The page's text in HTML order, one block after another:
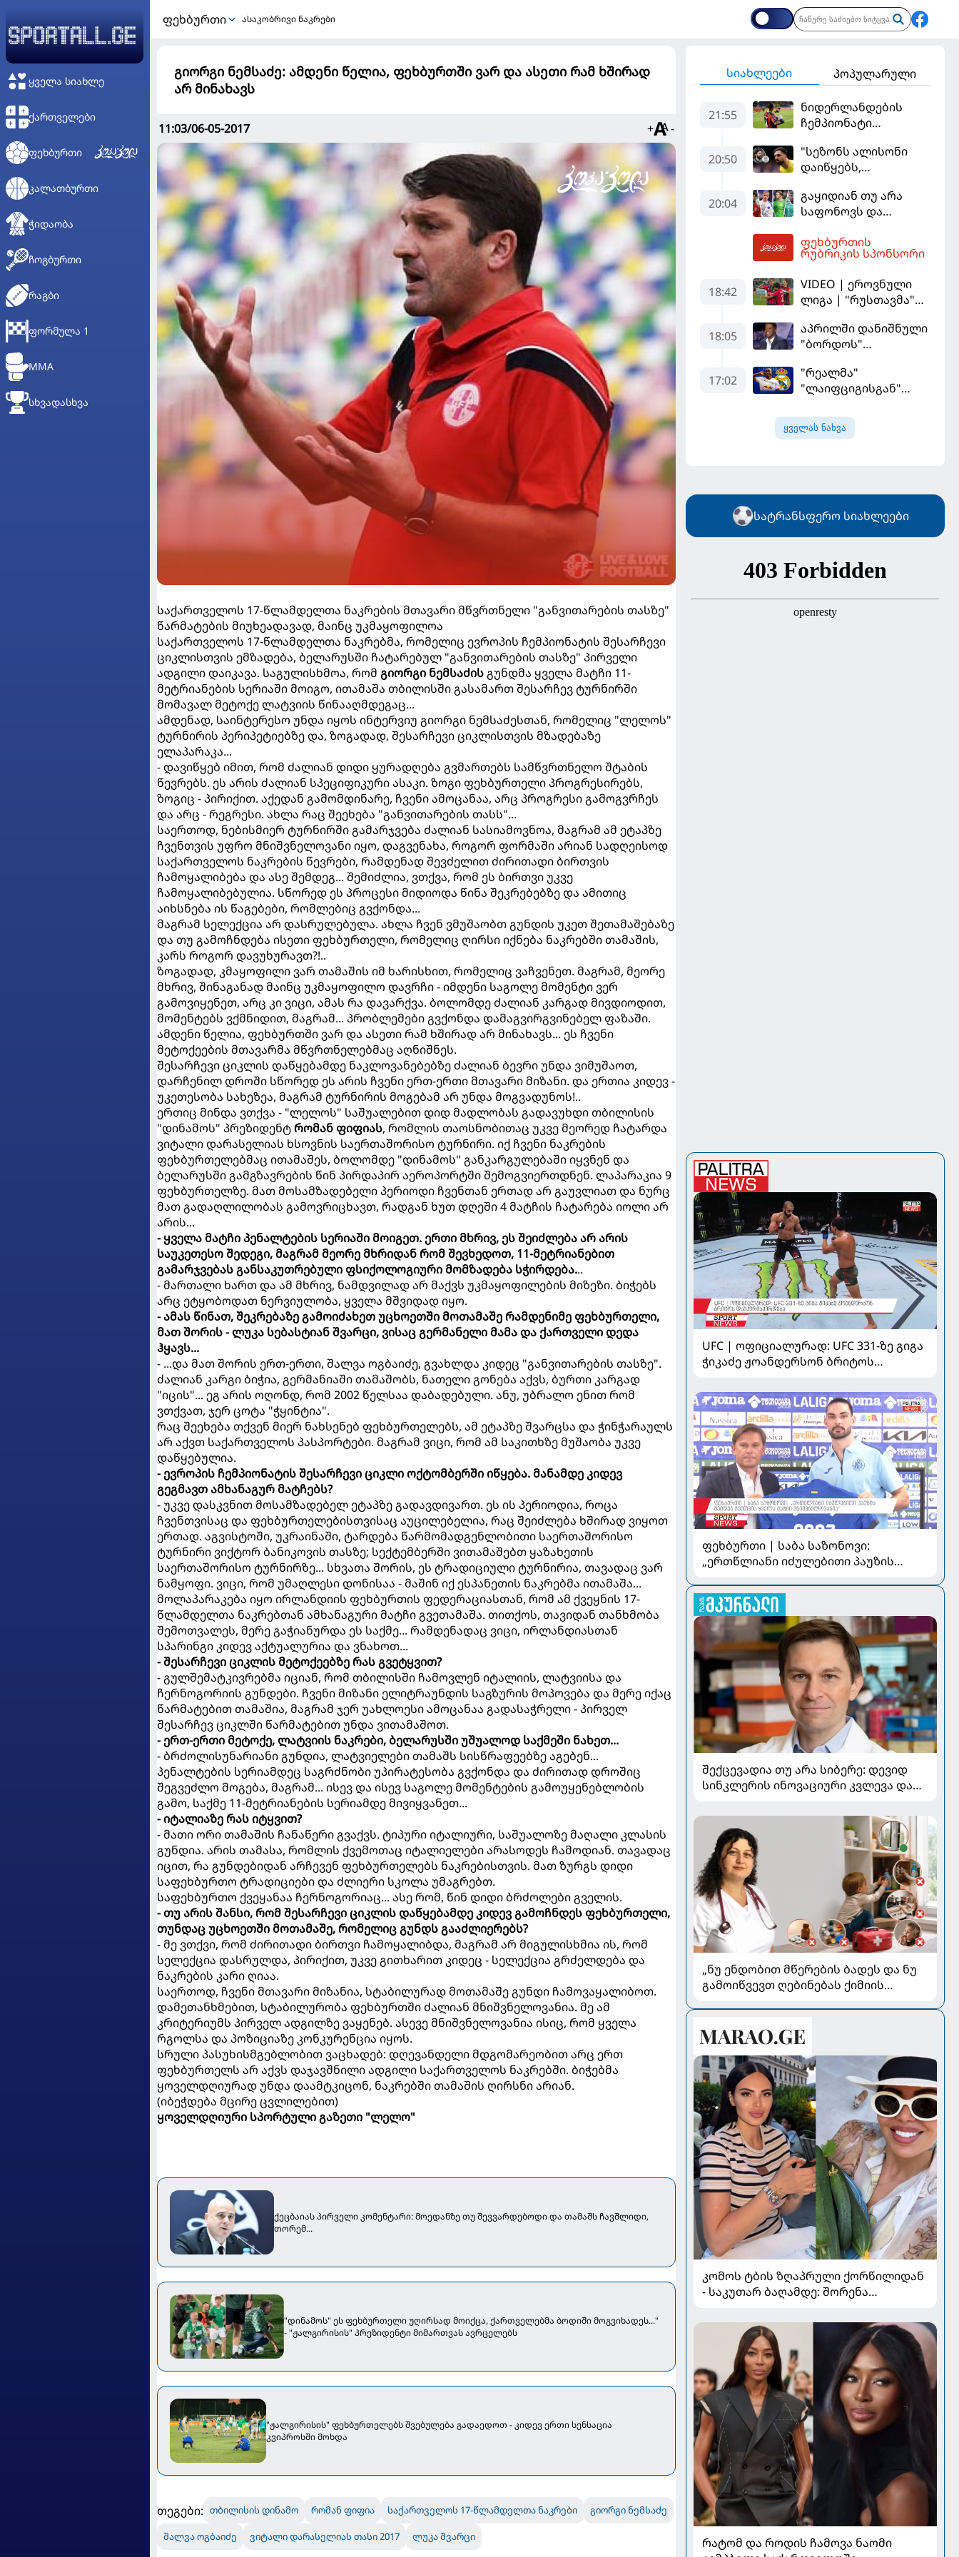
ᲧᲕᲔᲚᲐ ᲡᲘᲐᲮᲚᲔ
ᲥᲐᲠᲗᲕᲔᲚᲔᲑᲘ
ᲤᲔᲮᲑᲣᲠᲗᲘ
ᲙᲐᲚᲐᲗᲑᲣᲠᲗᲘ
ᲭᲘᲓᲐᲝᲑᲐ
ᲩᲝᲒᲑᲣᲠᲗᲘ
ᲠᲐᲒᲑᲘ
ᲤᲝᲠᲛᲣᲚᲐ 1
MMA
ᲡᲮᲕᲐᲓᲐᲡᲮᲕᲐ
ᲤᲔᲮᲑᲣᲠᲗᲘ ასაკობრივი ნაკრები
გიორგი ნემსაძე: ამდენი წელია, ფეხბურთში ვარ და ასეთი რამ ხშირად
არ მინახავს
11:03/06-05-2017 + -
საქართველოს 17-წლამდელთა ნაკრების მთავარი მწვრთნელი "განვითარების თასზე"
წარმატების მიუხეადავად, მაინც უკმაყოფილოა
საქართველოს 17-წლამდელთა ნაკრებმა, რომელიც ევროპის ჩემპიონატის შესარჩევი
ციკლისთვის ემზადება, ბელარუსში ჩატარებულ "განვითარების თასზე" პირველი
ადგილი დაიკავა. საგულისხმოა, რომ გიორგი ნემსაძისგუნდმა ყველა მატჩი 11-
მეტრიანების სერიაში მოიგო, ითამაშა თბილისში გასამართ შესარჩევ ტურნირში
მომავალ მეტოქე ლატვიის წინააღმდეგაც...
ამდენად, საინტერესო უნდა იყოს ინტერვიუ გიორგი ნემსაძესთან, რომელიც "ლელოს"
ტურნირის პერიპეტიებზე და, ზოგადად, შესარჩევი ციკლისთვის მზადებაზე
ელაპარაკა...
- დავიწყებ იმით, რომ ძალიან დიდი ყურადღება გვმართებს სამწვრთნელო შტაბის
წევრებს. ეს არის ძალიან სპეციფიკური ასაკი. ზოგი ფეხბურთელი პროგრესირებს,
ზოგიც - პირიქით. აქედან გამომდინარე, ჩვენი ამოცანაა, არც პროგრესი გამოგვრჩეს
და არც - რეგრესი. ახლა რაც შეეხება "განვითარების თასს"...
საერთოდ, ნებისმიერ ტურნირში გამარჯვება ძალიან სასიამოვნოა, მაგრამ ამ ეტაპზე
ჩვენთვის უფრო მნიშვნელოვანი იყო, დაგვენახა, როგორ ფორმაში არიან სადღეისოდ
საქართველოს ნაკრების წევრები, რამდენად შევძელით ძირითადი ბირთვის
ჩამოყალიბება და ასე შემდეგ... შემიძლია, ვთქვა, რომ ეს ბირთვი უკვე
ჩამოყალიბებულია. სწორედ ეს პროცესი მიდიოდა წინა შეკრებებზე და ამითიც
აიხსნება ის წაგებები, რომლებიც გვქონდა...
მაგრამ სელექცია არ დასრულებულა. ახლა ჩვენ ვმუშაობთ გუნდის უკეთ შეთამაშებაზე
და თუ გამოჩნდება ისეთი ფეხბურთელი, რომელიც ღირსი იქნება ნაკრებში თამაშის,
კარს როგორ დავუხურავთ?!..
ზოგადად, კმაყოფილი ვარ თამაშის იმ ხარისხით, რომელიც ვაჩვენეთ. მაგრამ, მეორე
მხრივ, შინაგანად მაინც უკმაყოფილო დავრჩი - იმდენი საგოლე მომენტი ვერ
გამოვიყენეთ, არც კი ვიცი, ამას რა დავარქვა. ბოლომდე ძალიან კარგად მივდიოდით,
მომენტებს ვქმნიდით, მაგრამ... პრობლემები გვქონდა დამაგვირგვინებელ ფაზაში.
ამდენი წელია, ფეხბურთში ვარ და ასეთი რამ ხშირად არ მინახავს... ეს ჩვენი
მეტოქეების მთავარმა მწვრთნელებმაც აღნიშნეს.
შესარჩევი ციკლის დაწყებამდე ნაკლოვანებებზე ძალიან ბევრი უნდა ვიმუშაოთ,
დარჩენილ დროში სწორედ ეს არის ჩვენი ერთ-ერთი მთავარი მიზანი. და ერთია კიდევ -
უკეთესობა სახეზეა, მაგრამ ტურნირის მოგებამ არ უნდა მოგვადუნოს!..
ერთიც მინდა ვთქვა - "ლელოს" საშუალებით დიდ მადლობას გადავუხდი თბილისის
"დინამოს" პრეზიდენტრომან ფიფიას, რომლის თაოსნობითაც უკვე მეორედ ჩატარდა
ვიტალი დარასელიას ხსოვნის საერთაშორისო ტურნირი. იქ ჩვენი ნაკრების
ფეხბურთელებმაც ითამაშეს, ბოლომდე "დინამოს" განკარგულებაში იყვნენ და
ბელარუსში გამგზავრების წინ პირდაპირ აეროპორტში შემოგვიერთდნენ. ლაპარაკია 9
ფეხბურთელზე. მათ მოსამზადებელი პერიოდი ჩვენთან ერთად არ გაუვლიათ და ნურც
მათ გადაღლილობას გამოვრიცხავთ, რადგან ხუთ დღეში 4 მატჩის ჩატარება იოლი არ
არის...
- ყველა მატჩი პენალტების სერიაში მოიგეთ. ერთი მხრივ, ეს შეიძლება არ არის
საუკეთესო შედეგი, მაგრამ მეორე მხრიდან რომ შევხედოთ, 11-მეტრიანებით
გამარჯვებას განსაკუთრებული ფსიქოლოგიური მომზადება სჭირდება...
- მართალი ხართ და ამ მხრივ, ნამდვილად არ მაქვს უკმაყოფილების მიზეზი. ბიჭებს
არც ეტყობოდათ ნერვიულობა, ყველა მშვიდად იყო.
- ამას წინათ, შეკრებაზე გამოიძახეთ უცხოეთში მოთამაშე რამდენიმე ფეხბურთელი,
მათ შორის - ლუკა სებასტიან შვარცი, ვისაც გერმანელი მამა და ქართველი დედა
ჰყავს...
- ...და მათ შორის ერთ-ერთი, შალვა ოგბაიძე, გვახლდა კიდეც "განვითარების თასზე".
ძალიან კარგი ბიჭია, გერმანიაში თამაშობს, ნათელი გონება აქვს, ბურთი კარგად
"იცის"... ეგ არის ოღონდ, რომ 2002 წელსაა დაბადებული. ანუ, უბრალო ენით რომ
ვთქვათ, ჯერ ცოტა "ჭყინტია".
რაც შეეხება თქვენ მიერ ნახსენებ ფეხბურთელებს, ამ ეტაპზე შვარცსა და ჭინჭარაულს
არ აქვთ საქართველოს პასპორტები. მაგრამ ვიცი, რომ ამ საკითხზე მუშაობა უკვე
დაწყებულია.
- ევროპის ჩემპიონატის შესარჩევი ციკლი ოქტომბერში იწყება. მანამდე კიდევ
გეგმავთ ამხანაგურ მატჩებს?
- უკვე დასკვნით მოსამზადებელ ეტაპზე გადავდივართ. ეს ის პერიოდია, როცა
ჩვენთვისაც და ფეხბურთელებისთვისაც აუცილებელია, რაც შეიძლება ხშირად ვიყოთ
ერთად. აგვისტოში, უკრაინაში, ტარდება წარმომადგენლობითი საერთაშორისო
ტურნირი ვიქტორ ბანიკოვის თასზე; სექტემბერში ვითამაშებთ ყაზახეთის
საერთაშორისო ტურნირზე... სხვათა შორის, ეს ტრადიციული ტურნირია, თავადაც ვარ
ნამყოფი. ვიცი, რომ უმაღლესი დონისაა - მაშინ იქ ესპანეთის ნაკრებმა ითამაშა...
მოლაპარაკება იყო ირლანდიის ფეხბურთის ფედერაციასთან, რომ ამ ქვეყნის 17-
წლამდელთა ნაკრებთან ამხანაგური მატჩი გვეთამაშა. თითქოს, თავიდან თანხმობა
შემოთვალეს, მერე გაჭიანურდა ეს საქმე... რამდენადაც ვიცი, ირლანდიასთან
სპარინგი კიდევ აქტუალურია და ვნახოთ...
- შესარჩევი ციკლის მეტოქეებზე რას გვეტყვით?
- გულშემატკივრებმა იციან, რომ თბილისში ჩამოვლენ იტალიის, ლატვიისა და
ჩერნოგორიის გუნდები. ჩვენი მიზანი ელიტრაუნდის საგზურის მოპოვება და მერე იქაც
წარმატებით თამაშია, მაგრამ ჯერ უახლოესი ამოცანაა გადასაჭრელი - პირველ
შესარჩევ ციკლში წარმატებით უნდა ვითამაშოთ.
- ერთ-ერთი მეტოქე, ლატვიის ნაკრები, ბელარუსში უშუალოდ საქმეში ნახეთ...
- ბრძოლისუნარიანი გუნდია, ლატვიელები თამაშს სისწრაფეებზე აგებენ...
პენალტების სერიამდეც საგრძნობი უპირატესობა გვქონდა და ძირითად დროშიც
შეგვეძლო მოგება, მაგრამ... ისევ და ისევ საგოლე მომენტების გამოუყენებლობის
გამო, საქმე 11-მეტრიანების სერიამდე მივიყვანეთ...
- იტალიაზე რას იტყვით?
- მათი ორი თამაშის ჩანაწერი გვაქვს. ტიპური იტალიური, საშუალოზე მაღალი კლასის
გუნდია. არის თამასა, რომლის ქვემოთაც იტალიელები არასოდეს ჩამოდიან. თავადაც
იცით, რა გუნდებიდან არჩევენ ფეხბურთელებს ნაკრებისთვის. მათ ზურგს დიდი
საფეხბურთო ტრადიციები და ძლიერი სკოლა უმაგრებთ.
საფეხბურთო ქვეყანაა ჩერნოგორიაც... ასე რომ, წინ დიდი ბრძოლები გველის.
- თუ არის შანსი, რომ შესარჩევი ციკლის დაწყებამდე კიდევ გამოჩნდეს ფეხბურთელი,
თუნდაც უცხოეთში მოთამაშე, რომელიც გუნდს გააძლიერებს?
- მე ვთქვი, რომ ძირითადი ბირთვი ჩამოყალიბდა, მაგრამ არ მიგულისხმია ის, რომ
სელექცია დასრულდა, პირიქით, უკვე გითხარით კიდეც - სელექცია გრძელდება და
ნაკრების კარი ღიაა.
საერთოდ, ჩვენი მთავარი მიზანია, სტაბილურად მოთამაშე გუნდი ჩამოვაყალიბოთ.
დამეთანხმებით, სტაბილურობა ფეხბურთში ძალიან მნიშვნელოვანია. მე ამ
კრიტერიუმს პირველ ადგილზე ვაყენებ. ასევე მნიშვნელოვანია ისიც, რომ ყველა
რგოლსა და პოზიციაზე კონკურენცია იყოს.
სრული პასუხისმგებლობით ვაცხადებ: დღევანდელი მდგომარეობით არც ერთ
ფეხბურთელს არ აქვს დაჯავშნილი ადგილი საქართველოს ნაკრებში. ბიჭებმა
ყოველდღიურად უნდა დაამტკიცონ, ნაკრებში თამაშის ღირსნი არიან.
(იბეჭდება მცირე ცვლილებით)
ყოველდღიური სპორტული გაზეთი "ლელო"
ქეცბაიას პირველი კომენტარი: მოედანზე თუ შევვარდებოდი და თამაშს ჩავშლიდი,
თორემ...
"დინამოს" ეს ფეხბურთელი უღირსად მოიქცა, ქართველებმა ბოდიში მოგვიხადეს..."
- "ჟალგირისის" პრეზიდენტი მიმართვას ავრცელებს
"ჟალგირისის" ფეხბურთელებს შვებულება გადაედოთ - კიდევ ერთი სენსაცია
კვიპროსში მოხდა
თეგები: თბილისის დინამო რომან ფიფია საქართველოს 17-წლამდელთა ნაკრები გიორგი ნემსაძე
შალვა ოგბაიძე ვიტალი დარასელიას თასი 2017 ლუკა შვარცი
სიახლეები პოპულარული
21:55
ნიდერლანდების
ჩემპიონატი
გაიხსნა - ის მატჩის
MVP გახდა
20:50
"სეზონს ალისონი
დაიწყებს,
შანსის
გამოსაყენებლად
სჭირდება,
რომელსაც 100%-ით
მიიღებს" - განაცხადა
"ლივერპულის"
ყოფილმა მეკარემ
20:04
გაყიდიან თუ არა
საფონოვს და
იქნება პსჟ-ს
ძირითადი მეკარე?
ფეხბურთის
რუბრიკის სპონსორი
18:42
VIDEO | ეროვნული
ლიგა | "რუსთავმა"
დამსახურებულად
მოიგო, "ტორპედომ"
18:05
აპრილში დანიშნული
"ბორდოს"
გადააყენეს
17:02
"რეალმა"
"ლაიფციგისგან"
მილიონად შეიძინა
ყველას ნახვა
სატრანსფერო სიახლეები
UFC | ოფიციალურად: UFC 331-ზე გიგა
ჭიკაძე ჟოანდერსონ ბრიტოს
ფეხბურთი | საბა საზონოვი:
„ერთწლიანი იძულებითი პაუზის
მნიშვნელოვანია“
შექცევადია თუ არა სიბერე: დევიდ
სინკლერის ინოვაციური კვლევა და
„ნუ ენდობით მწერების ბადეს და ნუ
გამოიწვევთ ღებინებას ქიმიის
პედიატრ სალომე ახვლედიანის
რჩევები
კომოს ტბის ზღაპრული ქორწილიდან
- საკუთარ ბაღამდე: შორენა
რატომ და როდის ჩამოვა ნაომი